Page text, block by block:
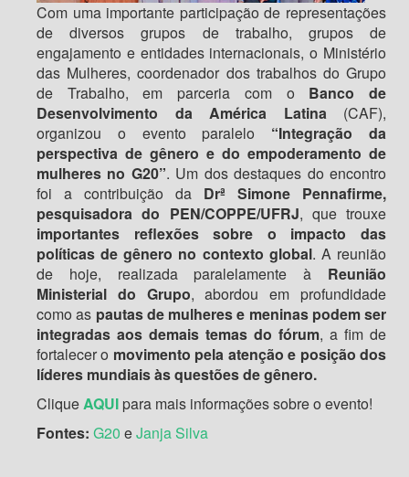
Com uma importante participação de representações
de diversos grupos de trabalho, grupos de
engajamento e entidades internacionais, o Ministério
das Mulheres, coordenador dos trabalhos do Grupo
de Trabalho, em parceria com o Banco de
Desenvolvimento da América Latina(CAF),
organizou o evento paralelo “Integração da
perspectiva de gênero e do empoderamento de
mulheres no G20”. Um dos destaques do encontro
foi a contribuição da Drª Simone Pennafirme,
pesquisadora do PEN/COPPE/UFRJ, que trouxe
importantes reflexões sobre o impacto das
políticas de gênero no contexto global. A reunião
de hoje, realizada paralelamente à Reunião
Ministerial do Grupo, abordou em profundidade
como as pautas de mulheres e meninas podem ser
integradas aos demais temas do fórum, a fim de
fortalecer o movimento pela atenção e posição dos
líderes mundiais às questões de gênero.
CliqueAQUI para mais informações sobre o evento!
Fontes: G20 eJanja Silva